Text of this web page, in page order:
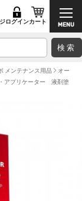
検索
ログインカート
メンテナンス用品
オー
アプリケーター 液剤塗